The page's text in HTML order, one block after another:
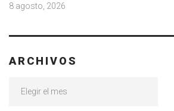
8 agosto, 2026
ARCHIVOS